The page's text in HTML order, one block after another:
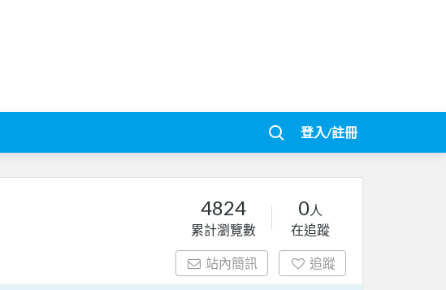
登入/註冊
4824
累計瀏覽數
0人
在追蹤
站內簡訊 追蹤